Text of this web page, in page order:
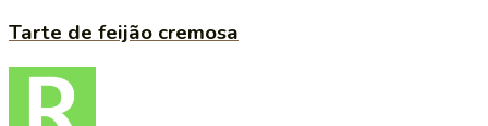
Tarte de feijão cremosa